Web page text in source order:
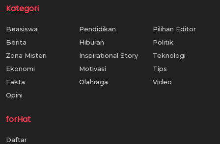
Kategori
Beasiswa
Berita
Zona Misteri
Ekonomi
Fakta
Opini
Pendidikan
Hiburan
Inspirational Story
Motivasi
Olahraga
Pilihan Editor
Politik
Teknologi
Tips
Video
forHat
Daftar